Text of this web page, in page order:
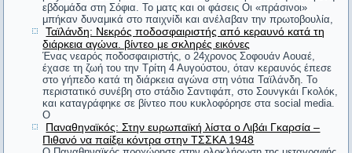
Μη μου τους κύκλους τάραττε.
Αρχιμήδης
Δεν υπάρχει τίποτε πιο άνισο από την ίση μεταχείριση των
ανίσων.
Αριστοτέλης
Εύρηκα!
500 δραχμές. Ο πατέρας θεώρησε υπερβολικό το
ποσό. «Με τόσα χρήματα», είπε, «θα μπορούσα να
αγοράσω ένα ζώο». «Αγόρασε», είπε ο Αρίστιππος,
«κι έτσι θα έχεις δύο».
#8. Ο Διογένης ζητούσε ελεημοσύνη από ένα
άγαλμα. Όταν τον ρώτησαν γιατί κάνει κάτι τέτοιο
εβδομάδα στη Σόφια. Το ματς και οι φάσεις Οι «πράσινοι»
μπήκαν δυναμικά στο παιχνίδι και ανέλαβαν την πρωτοβουλία,
Ταϊλάνδη: Νεκρός ποδοσφαιριστής από κεραυνό κατά τη
διάρκεια αγώνα. βίντεο με σκληρές εικόνες
Ένας νεαρός ποδοσφαιριστής, ο 24χρονος Σοφουάν Αουαέ,
έχασε τη ζωή του την Τρίτη 4 Αυγούστου, όταν κεραυνός έπεσε
στο γήπεδο κατά τη διάρκεια αγώνα στη νότια Ταϊλάνδη. Το
περιστατικό συνέβη στο στάδιο Σαντιφάπ, στο Σουνγκάι Γκολόκ,
και καταγράφηκε σε βίντεο που κυκλοφόρησε στα social media.
Ο
Παναθηναϊκός: Στην ευρωπαϊκή λίστα ο Λιβάι Γκαρσία –
Πιθανό να παίξει κόντρα στην ΤΣΣΚΑ 1948